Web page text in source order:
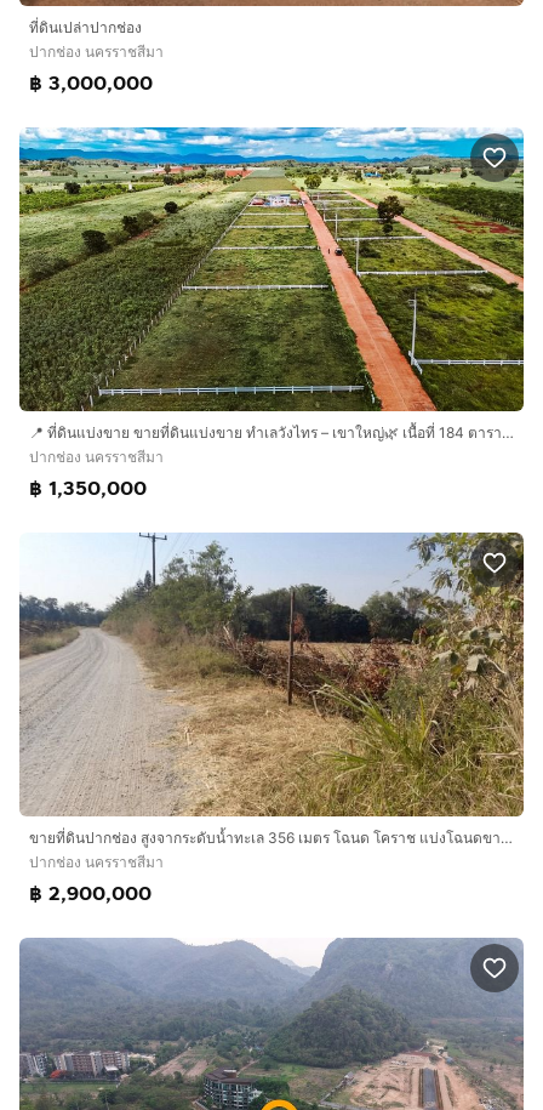
ที่ดินเปล่าปากช่อง
ปากช่อง นครราชสีมา
฿ 3,000,000
📍 ที่ดินแบ่งขาย ขายที่ดินแบ่งขาย ทำเลวังไทร – เขาใหญ่🌿 เนื้อที่ 184 ตารางวา
ปากช่อง นครราชสีมา
฿ 1,350,000
ขายที่ดินปากช่อง สูงจากระดับน้ำทะเล 356 เมตร โฉนด โคราช แบ่งโฉนดขาย 200 วาขึ้นไป ราคาคุยกันได้ เหมาะซื้อเก็บไว้เพื่ออนาคตอย่างยิ่ง
ปากช่อง นครราชสีมา
฿ 2,900,000